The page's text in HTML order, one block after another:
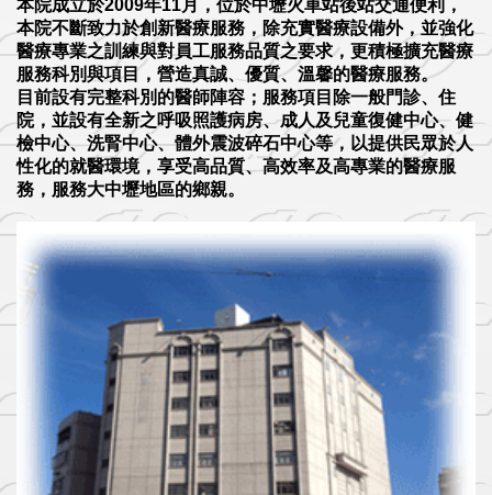
本院成立於2009年11月，位於中壢火車站後站交通便利，
本院不斷致力於創新醫療服務，除充實醫療設備外，並強化
醫療專業之訓練與對員工服務品質之要求，更積極擴充醫療
服務科別與項目，營造真誠、優質、溫馨的醫療服務。
目前設有完整科別的醫師陣容；服務項目除一般門診、住
院，並設有全新之呼吸照護病房、成人及兒童復健中心、健
檢中心、洗腎中心、體外震波碎石中心等，以提供民眾於人
性化的就醫環境，享受高品質、高效率及高專業的醫療服
務，服務大中壢地區的鄉親。